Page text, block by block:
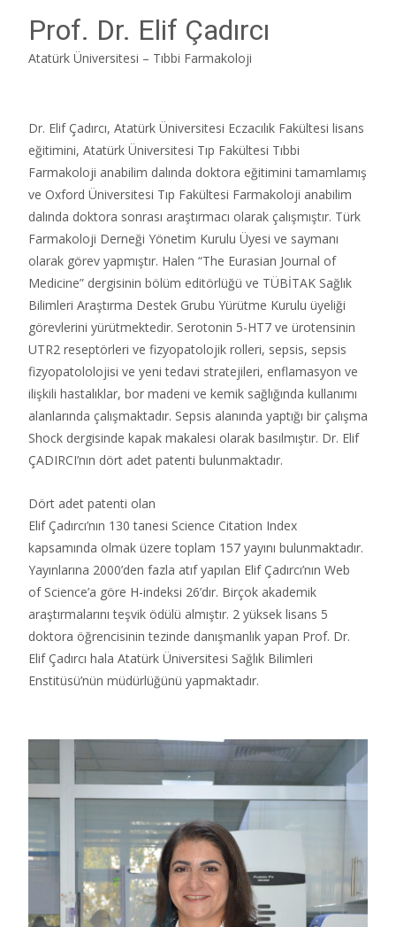
Prof. Dr. Elif Çadırcı
Atatürk Üniversitesi – Tıbbi Farmakoloji
Dr. Elif Çadırcı, Atatürk Üniversitesi Eczacılık Fakültesi lisans
eğitimini, Atatürk Üniversitesi Tıp Fakültesi Tıbbi
Farmakoloji anabilim dalında doktora eğitimini tamamlamış
ve Oxford Üniversitesi Tıp Fakültesi Farmakoloji anabilim
dalında doktora sonrası araştırmacı olarak çalışmıştır. Türk
Farmakoloji Derneği Yönetim Kurulu Üyesi ve saymanı
olarak görev yapmıştır. Halen “The Eurasian Journal of
Medicine” dergisinin bölüm editörlüğü ve TÜBİTAK Sağlık
Bilimleri Araştırma Destek Grubu Yürütme Kurulu üyeliği
görevlerini yürütmektedir. Serotonin 5-HT7 ve ürotensinin
UTR2 reseptörleri ve fizyopatolojik rolleri, sepsis, sepsis
fizyopatololojisi ve yeni tedavi stratejileri, enflamasyon ve
ilişkili hastalıklar, bor madeni ve kemik sağlığında kullanımı
alanlarında çalışmaktadır. Sepsis alanında yaptığı bir çalışma
Shock dergisinde kapak makalesi olarak basılmıştır. Dr. Elif
ÇADIRCI’nın dört adet patenti bulunmaktadır.
Dört adet patenti olan
Elif Çadırcı’nın 130 tanesi Science Citation Index
kapsamında olmak üzere toplam 157 yayını bulunmaktadır.
Yayınlarına 2000’den fazla atıf yapılan Elif Çadırcı’nın Web
of Science’a göre H-indeksi 26’dır. Birçok akademik
araştırmalarını teşvik ödülü almıştır. 2 yüksek lisans 5
doktora öğrencisinin tezinde danışmanlık yapan Prof. Dr.
Elif Çadırcı hala Atatürk Üniversitesi Sağlık Bilimleri
Enstitüsü’nün müdürlüğünü yapmaktadır.